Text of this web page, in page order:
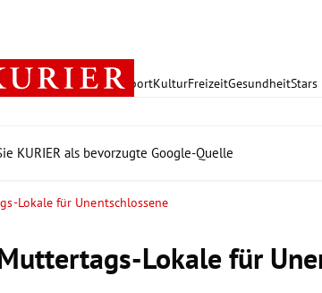
PolitikWirtschaft SportKulturFreizeitGesundheitStars
KURIER als bevorzugte Google-Quelle
Lokale für Unentschlossene
Lokale für